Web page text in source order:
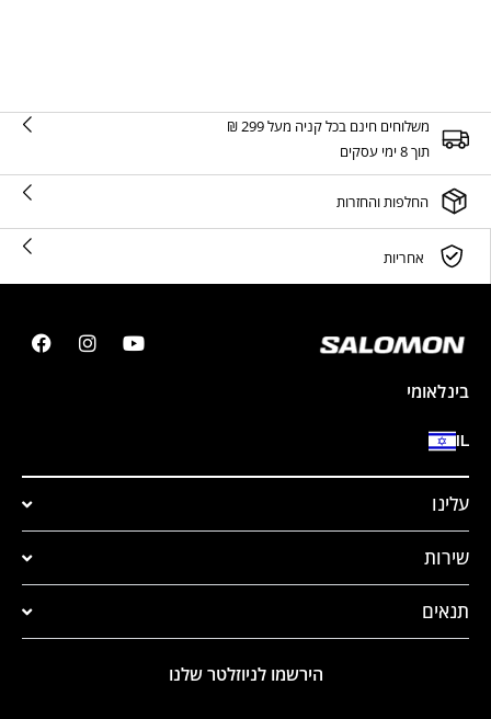
משלוחים חינם בכל קניה מעל 299 ₪
תוך 8 ימי עסקים
החלפות והחזרות
אחריות
בינלאומי
IL
עלינו
שירות
תנאים
הירשמו לניוזלטר שלנו